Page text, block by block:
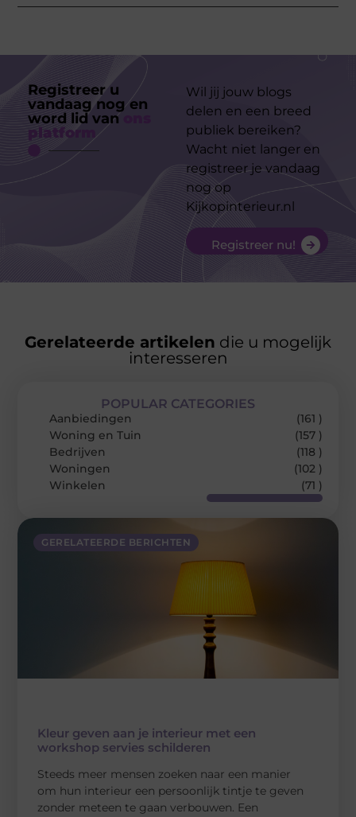
Registreer u
vandaag nog en
word lid van
platform
Wil jij jouw blogs
delen en een breed
publiek bereiken?
Wacht niet langer en
registreer je vandaag
nog op
Kijkopinterieur.nl
Registreer nu!
Gerelateerde artikelen die u mogelijk
interesseren
GERELATEERDE BERICHTEN
Kleur geven aan je interieur met een
workshop servies schilderen
Steeds meer mensen zoeken naar een manier
om hun interieur een persoonlijk tintje te geven
zonder meteen te gaan verbouwen. Een
POPULAR CATEGORIES
Aanbiedingen
(161 )
Woning en Tuin
(157 )
Bedrijven
(118 )
Woningen
(102 )
Winkelen
(71 )